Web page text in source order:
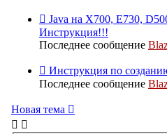
Java на X700, E730,
Инструкция!!!
Последнее сообщение
Инструкция по
Последнее сообщение
Новая тема